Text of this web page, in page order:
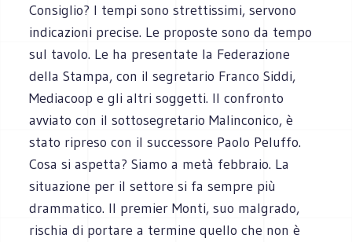
Consiglio? I tempi sono strettissimi, servono
indicazioni precise. Le proposte sono da tempo
sul tavolo. Le ha presentate la Federazione
della Stampa, con il segretario Franco Siddi,
Mediacoop e gli altri soggetti. Il confronto
avviato con il sottosegretario Malinconico, è
stato ripreso con il successore Paolo Peluffo.
Cosa si aspetta? Siamo a metà febbraio. La
situazione per il settore si fa sempre più
drammatico. Il premier Monti, suo malgrado,
rischia di portare a termine quello che non è